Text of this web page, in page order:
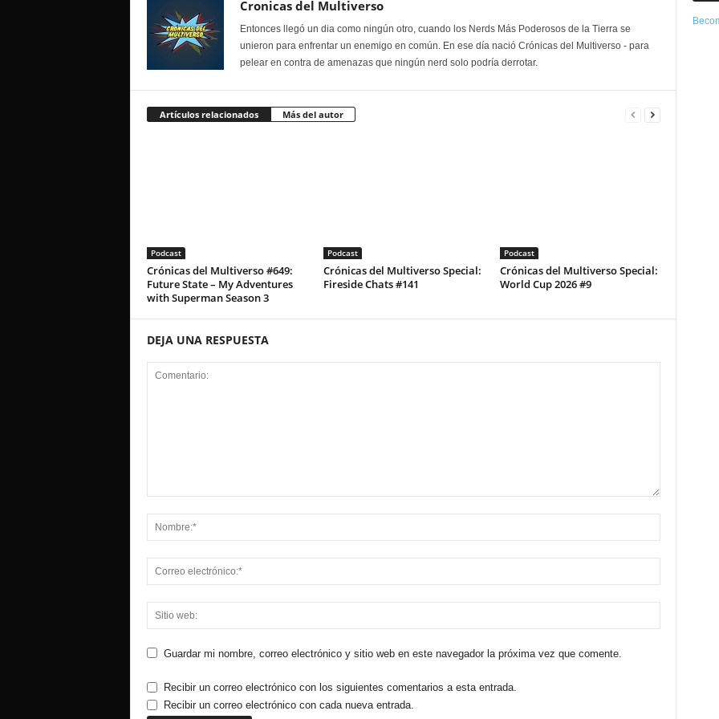
Cronicas del Multiverso
Entonces llegó un dia como ningún otro, cuando los Nerds Más Poderosos de la Tierra se
unieron para enfrentar un enemigo en común. En ese día nació Crónicas del Multiverso - para
pelear en contra de amenazas que ningún nerd solo podría derrotar.
Artículos relacionados Más del autor
Podcast
Crónicas del Multiverso #649:
Future State – My Adventures
with Superman Season 3
Podcast
Crónicas del Multiverso Special:
Fireside Chats #141
Podcast
Crónicas del Multiverso Special:
World Cup 2026 #9
DEJA UNA RESPUESTA
Guardar mi nombre, correo electrónico y sitio web en este navegador la próxima vez que comente.
Recibir un correo electrónico con los siguientes comentarios a esta entrada.
Recibir un correo electrónico con cada nueva entrada.